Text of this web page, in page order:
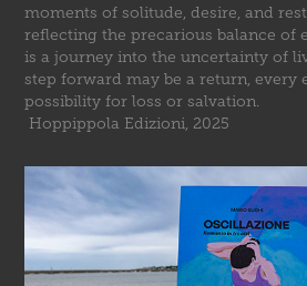
moments of solitude, desire, and
reflecting the precarious balance of
is a journey into the uncertainty of
step forward may be a return, every
possibility for loss or salvation.
Hoppippola Edizioni, 2025